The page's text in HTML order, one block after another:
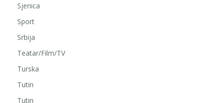
Sjenica
Sport
Srbija
Teatar/Film/TV
Turska
Tutin
Tutin